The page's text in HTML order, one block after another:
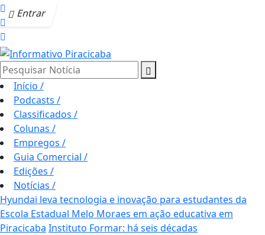
Entrar
Pesquisar Notícia
Início /
Podcasts /
Classificados /
Colunas /
Empregos /
Guia Comercial /
Edições /
Notícias /
Hyundai leva tecnologia e inovação para estudantes da
Escola Estadual Melo Moraes em ação educativa em
Piracicaba Instituto Formar: há seis décadas